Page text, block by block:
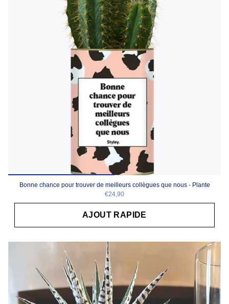
Bonne chance pour trouver de meilleurs collègues que nous - Plante
€24,90
AJOUT RAPIDE